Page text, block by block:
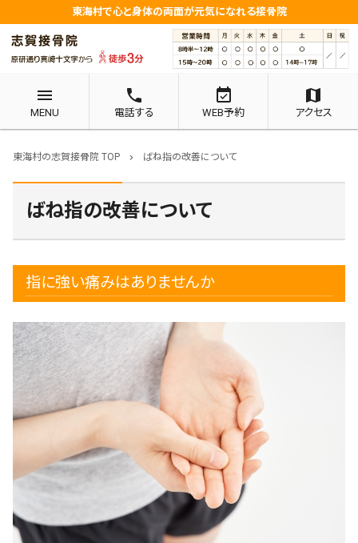
東海村で心と身体の両面が元気になれる接骨院
menu
MENU
phone
電話する
event_available
WEB予約
map
アクセス
東海村の志賀接骨院 TOP chevron_right ばね指の改善について
ばね指の改善について
指に強い痛みはありませんか